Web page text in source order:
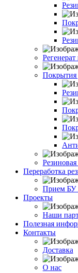
Покрытия
Переработка
Прием БУ
Проекты
Наши
Полезная
Контакты
Доставка
О нас